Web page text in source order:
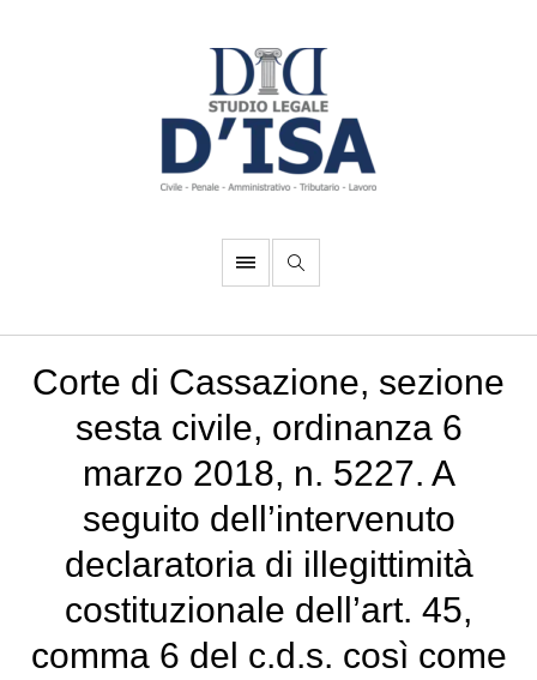
Corte di Cassazione, sezione
sesta civile, ordinanza 6
marzo 2018, n. 5227. A
seguito dell’intervenuto
declaratoria di illegittimità
costituzionale dell’art. 45,
comma 6 del c.d.s. così come